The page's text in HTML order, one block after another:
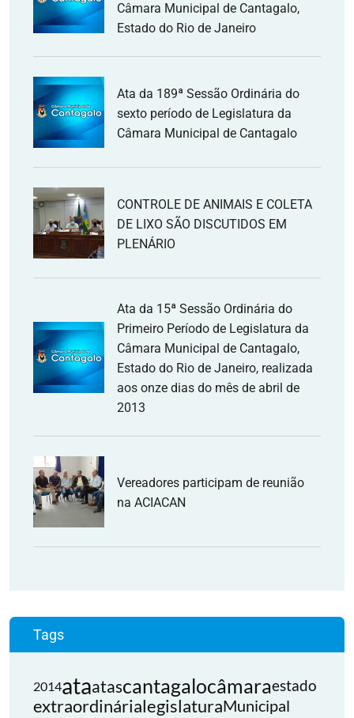
Câmara Municipal de Cantagalo,
Estado do Rio de Janeiro
Ata da 189ª Sessão Ordinária do
sexto período de Legislatura da
Câmara Municipal de Cantagalo
CONTROLE DE ANIMAIS E COLETA
DE LIXO SÃO DISCUTIDOS EM
PLENÁRIO
Ata da 15ª Sessão Ordinária do
Primeiro Período de Legislatura da
Câmara Municipal de Cantagalo,
Estado do Rio de Janeiro, realizada
aos onze dias do mês de abril de
2013
Vereadores participam de reunião
na ACIACAN
Tags
2014ataatascantagalocâmaraestado
extraordinárialegislaturaMunicipal